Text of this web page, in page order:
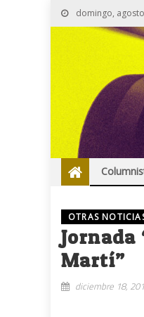
domingo,
OTRAS
Martí”
diciembre 18,